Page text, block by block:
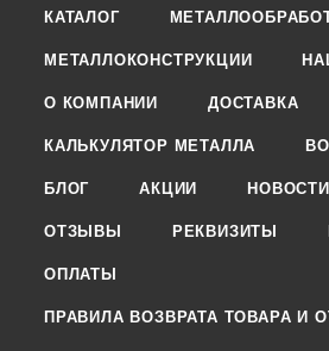
КАТАЛОГ
МЕТАЛЛОКОНСТРУКЦИИ
О КОМПАНИИ ДОСТАВКА
КАЛЬКУЛЯТОР МЕТАЛЛА
БЛОГ АКЦИИ НОВОСТИ
ОТЗЫВЫ РЕКВИЗИТЫ
ОПЛАТЫ
ПРАВИЛА ВОЗВРАТА ТОВАРА И